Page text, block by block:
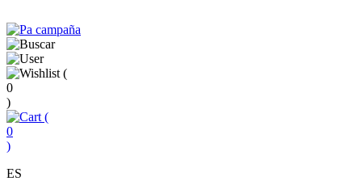
(
0
)
(
0
)
ES